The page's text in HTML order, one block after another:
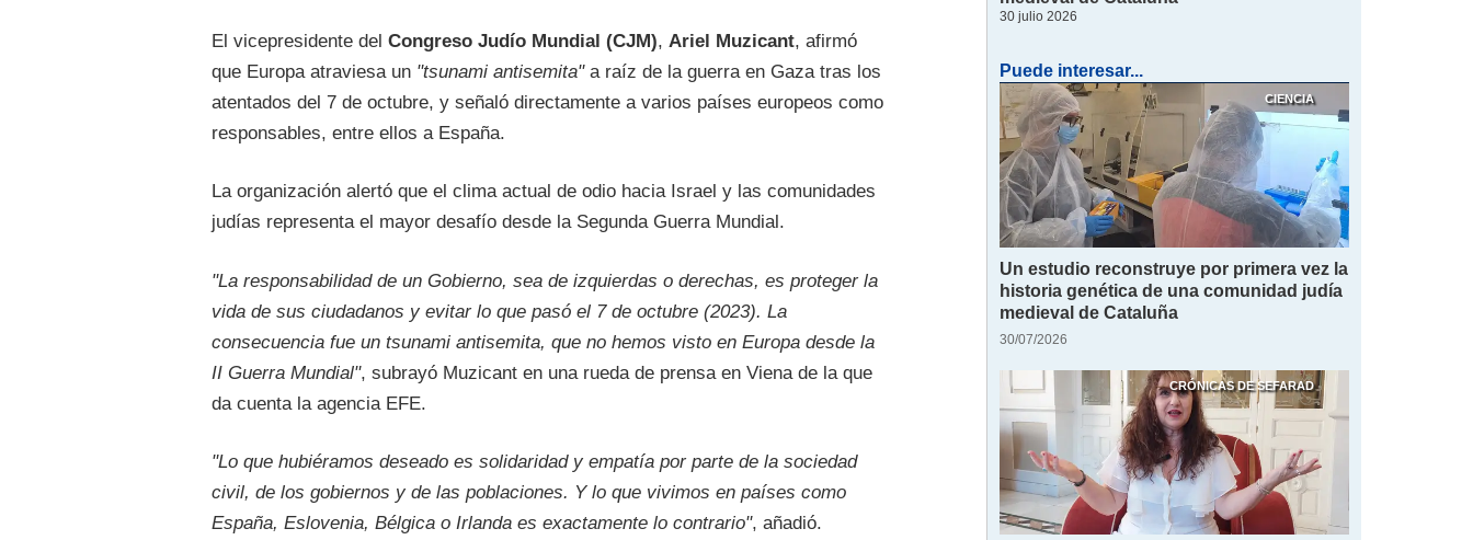
El vicepresidente delCongreso Judío Mundial (CJM),Ariel Muzicant, afirmó
que Europa atraviesa un "tsunami antisemita"a raíz de la guerra en Gaza tras los
atentados del 7 de octubre, y señaló directamente a varios países europeos como
responsables, entre ellos a España.
La organización alertó que el clima actual de odio hacia Israel y las comunidades
judías representa el mayor desafío desde la Segunda Guerra Mundial.
"La responsabilidad de un Gobierno, sea de izquierdas o derechas, es proteger la
vida de sus ciudadanos y evitar lo que pasó el 7 de octubre (2023). La
consecuencia fue un tsunami antisemita, que no hemos visto en Europa desde la
II Guerra Mundial", subrayó Muzicant en una rueda de prensa en Viena de la que
da cuenta la agencia EFE.
"Lo que hubiéramos deseado es solidaridad y empatía por parte de la sociedad
civil, de los gobiernos y de las poblaciones. Y lo que vivimos en países como
España, Eslovenia, Bélgica o Irlanda es exactamente lo contrario", añadió.
30 julio 2026
Puede interesar...
CIENCIA
Un estudio reconstruye por primera vez la
historia genética de una comunidad judía
medieval de Cataluña
30/07/2026
CRÓNICAS DE SEFARAD